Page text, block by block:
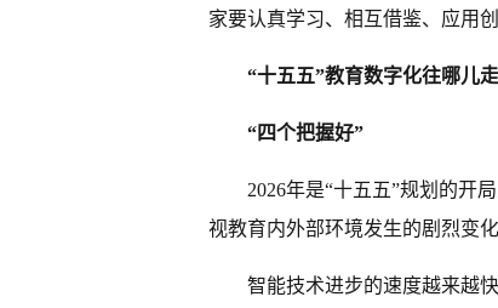
家要认真学习、相互借鉴、应用
“十五五”教育数字化往哪儿走
“四个把握好”
2026年是“十五五”规划的开
视教育内外部环境发生的剧烈变
智能技术进步的速度越来越